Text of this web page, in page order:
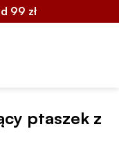
99 zł
ptaszek z